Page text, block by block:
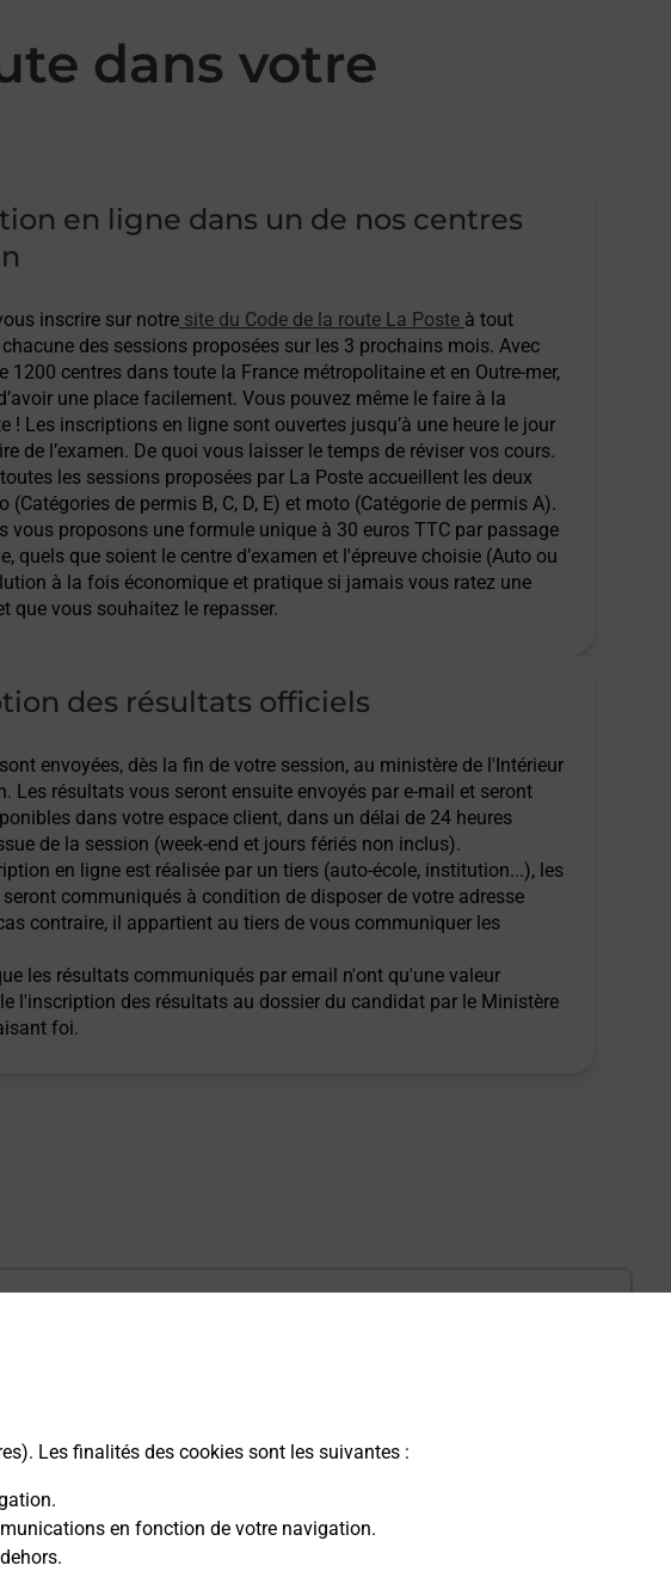
Les finalités des cookies sont les suivantes :
en fonction de votre navigation.
dans votre
en ligne dans un de nos centres
inscrire sur notre site du Code de la route La Poste à tout
des sessions proposées sur les 3 prochains mois. Avec
1200 centres dans toute la France métropolitaine et en Outre-mer,
une place facilement. Vous pouvez même le faire à la
! Les inscriptions en ligne sont ouvertes jusqu’à une heure le jour
de l’examen. De quoi vous laisser le temps de réviser vos cours.
les sessions proposées par La Poste accueillent les deux
(Catégories de permis B, C, D, E) et moto (Catégorie de permis A).
vous proposons une formule unique à 30 euros TTC par passage
quels que soient le centre d’examen et l'épreuve choisie (Auto ou
à la fois économique et pratique si jamais vous ratez une
que vous souhaitez le repasser.
des résultats officiels
envoyées, dès la fin de votre session, au ministère de l'Intérieur
Les résultats vous seront ensuite envoyés par e-mail et seront
dans votre espace client, dans un délai de 24 heures
de la session (week-end et jours fériés non inclus).
en ligne est réalisée par un tiers (auto-école, institution...), les
communiqués à condition de disposer de votre adresse
contraire, il appartient au tiers de vous communiquer les
les résultats communiqués par email n'ont qu'une valeur
l'inscription des résultats au dossier du candidat par le Ministère
foi.
de la route auto et moto ?